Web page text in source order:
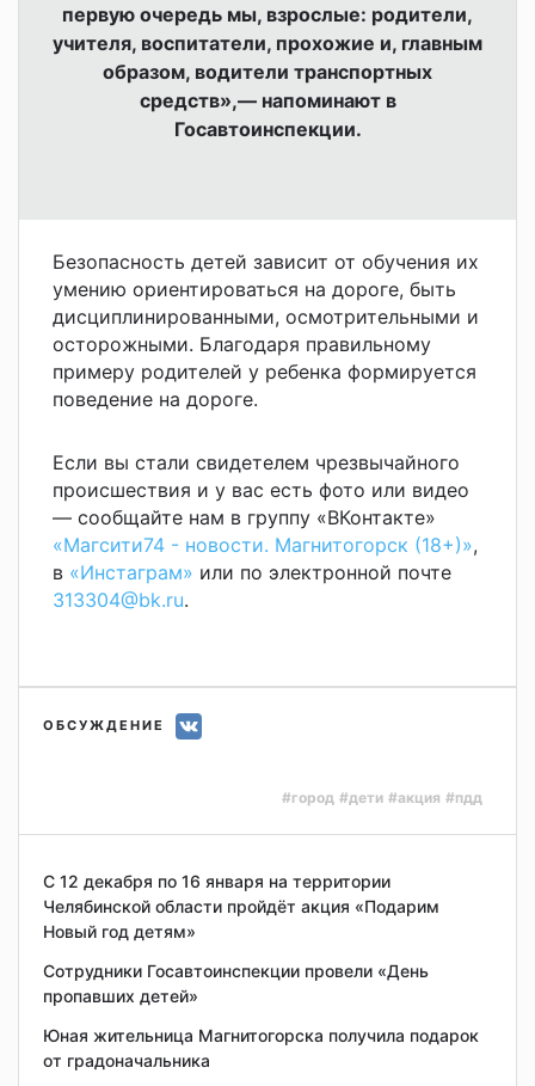
первую очередь мы, взрослые: родители,
учителя, воспитатели, прохожие и, главным
образом, водители транспортных
средств»,— напоминают в
Госавтоинспекции.
Безопасность детей зависит от обучения их
умению ориентироваться на дороге, быть
дисциплинированными, осмотрительными и
осторожными. Благодаря правильному
примеру родителей у ребенка формируется
поведение на дороге.
Если вы стали свидетелем чрезвычайного
происшествия и у вас есть фото или видео
— сообщайте нам в группу «ВКонтакте»
«Магсити74 - новости. Магнитогорск (18+)»,
в «Инстаграм» или по электронной почте
313304@bk.ru.
ОБСУЖДЕНИЕ
#город #дети #акция #пдд
С 12 декабря по 16 января на территории
Челябинской области пройдёт акция «Подарим
Новый год детям»
Сотрудники Госавтоинспекции провели «День
пропавших детей»
Юная жительница Магнитогорска получила подарок
от градоначальника